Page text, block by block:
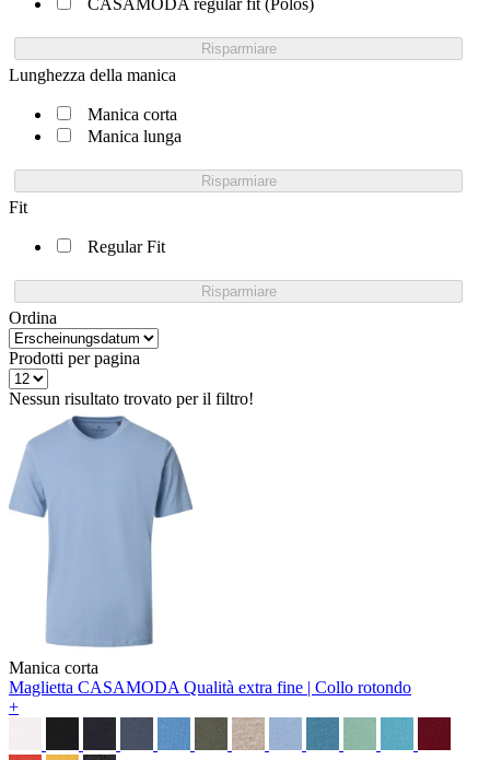
Risparmiare
Lunghezza della manica
Manica corta
Manica lunga
Risparmiare
Fit
Regular Fit
Risparmiare
Ordina
Prodotti per pagina
Nessun risultato trovato per il filtro!
Manica corta
Maglietta CASAMODA Qualità extra fine | Collo rotondo
+